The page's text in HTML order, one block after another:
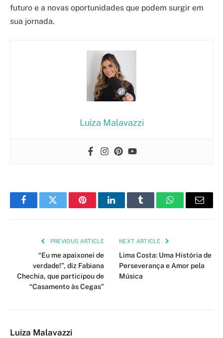
futuro e a novas oportunidades que podem surgir em
sua jornada.
Luiza Malavazzi
FacebookTwitter PinterestLinkedInTumblr WhatsAppEmail
PREVIOUS ARTICLE
“Eu me apaixonei de
verdade!”, diz Fabiana
Chechia, que participou de
“Casamento às Cegas”
NEXT ARTICLE
Lima Costa: Uma História de
Perseverança e Amor pela
Música
Luiza Malavazzi